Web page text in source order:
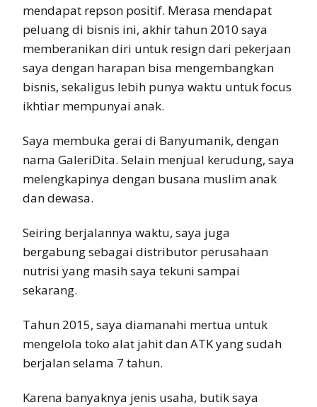
mendapat repson positif. Merasa mendapat
peluang di bisnis ini, akhir tahun 2010 saya
memberanikan diri untuk resign dari pekerjaan
saya dengan harapan bisa mengembangkan
bisnis, sekaligus lebih punya waktu untuk focus
ikhtiar mempunyai anak.
Saya membuka gerai di Banyumanik, dengan
nama GaleriDita. Selain menjual kerudung, saya
melengkapinya dengan busana muslim anak
dan dewasa.
Seiring berjalannya waktu, saya juga
bergabung sebagai distributor perusahaan
nutrisi yang masih saya tekuni sampai
sekarang.
Tahun 2015, saya diamanahi mertua untuk
mengelola toko alat jahit dan ATK yang sudah
berjalan selama 7 tahun.
Karena banyaknya jenis usaha, butik saya